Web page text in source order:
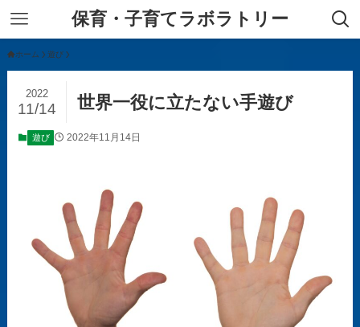
保育・子育てラボラトリー
ホーム 遊び
世界一役に立たない手遊び
2022
11/14
遊び 2022年11月14日